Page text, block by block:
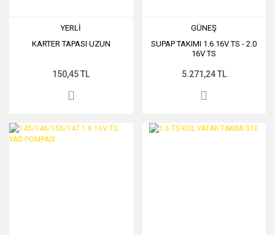
YERLİ
KARTER TAPASI UZUN
150,45 TL
GÜNEŞ
SUPAP TAKIMI 1.6 16V TS - 2.0
16V TS
5.271,24 TL